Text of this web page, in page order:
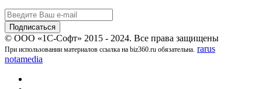
© ООО «1С-Софт» 2015 - 2024. Все права защищены
При использовании материалов ссылка на biz360.ru обязательна. rarus
notamedia